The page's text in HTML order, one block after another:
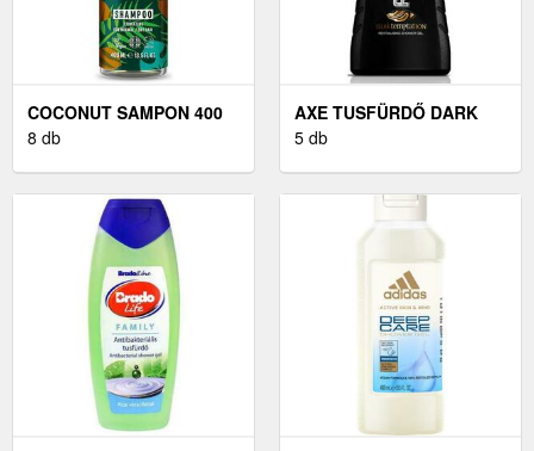
COCONUT SAMPON 400
ML
8 db
AXE TUSFÜRDŐ DARK
TEMPTATION 400ML
5 db